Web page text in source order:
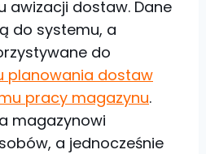
awizacji dostaw. Dane
do systemu, a
do
planowania dostaw
pracy magazynu.
magazynowi
a jednocześnie